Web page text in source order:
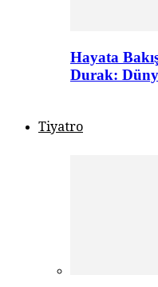
Hayata
Durak:
Tiyatro